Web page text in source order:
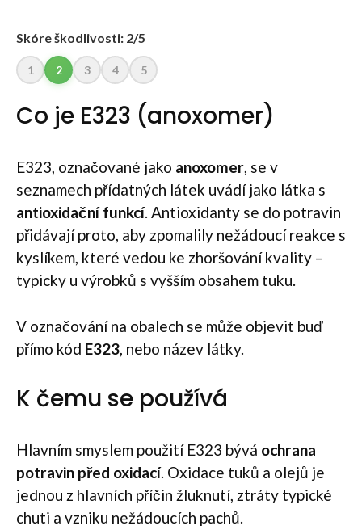
Skóre škodlivosti: 2/5
1 2 3 4 5
Co je E323 (anoxomer)
E323, označované jako anoxomer, se v
seznamech přídatných látek uvádí jako látka s
antioxidační funkcí. Antioxidanty se do potravin
přidávají proto, aby zpomalily nežádoucí reakce s
kyslíkem, které vedou ke zhoršování kvality –
typicky u výrobků s vyšším obsahem tuku.
V označování na obalech se může objevit buď
přímo kód E323 , nebo název látky.
K čemu se používá
Hlavním smyslem použití E323 bývá ochrana
potravin před oxidací. Oxidace tuků a olejů je
jednou z hlavních příčin žluknutí, ztráty typické
chuti a vzniku nežádoucích pachů.